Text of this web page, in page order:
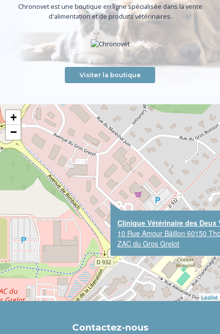
Chronovet est une boutique en ligne spécialisée dans la vente
d'alimentation et de produits vétérinaires.
Visiter la boutique
Clinique Vétérinaire des Deux
10 Rue Amour Bâillon 60150
ZAC du Gros Grelot
+
−
Leaflet
Contactez-nous